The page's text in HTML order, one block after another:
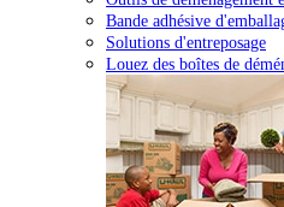
Bande adhésive
Solutions d'entreposage
Louez des boîtes de